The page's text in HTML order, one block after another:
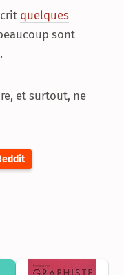
quelques
sont
et surtout, ne